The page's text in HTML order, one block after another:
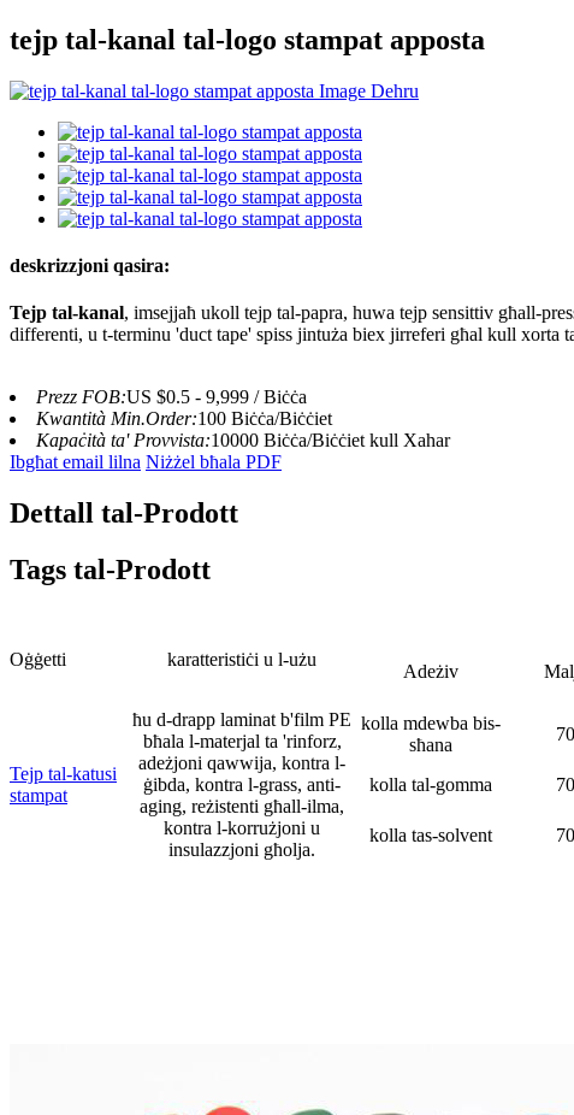
tejp tal-kanal tal-logo stampat apposta
deskrizzjoni qasira:
Tejp tal-kanal, imsejjaħ ukoll tejp tal-papra, huwa tejp sensittiv għall-
differenti, u t-terminu 'duct tape' spiss jintuża biex jirreferi għal kull xorta
Prezz FOB:US $0.5 - 9,999 / Biċċa
Kwantità Min.Order:100 Biċċa/Biċċiet
Kapaċità ta' Provvista:10000 Biċċa/Biċċiet kull Xahar
Ibgħat email lilna Niżżel bħala PDF
Dettall tal-Prodott
Tags tal-Prodott
Oġġetti karatteristiċi u l-użu
Adeżiv
Tejp tal-katusi
stampat
ħu d-drapp laminat b'film PE
bħala l-materjal ta 'rinforz,
adeżjoni qawwija, kontra l-
ġibda, kontra l-grass, anti-
aging, reżistenti għall-ilma,
kontra l-korrużjoni u
insulazzjoni għolja.
kolla mdewba bis-
sħana
70
kolla tal-gomma 70
kolla tas-solvent 70